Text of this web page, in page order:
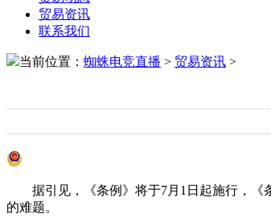
贸易资讯
联系我们
当前位置： 蜘蛛电竞直播 > 贸易资讯 >
据引见，《条例》将于7月1日起施行，《条
的难题。